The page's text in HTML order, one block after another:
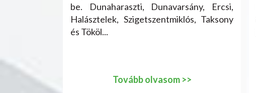
be. Dunaharaszti, Dunavarsány, Ercsi,
Halásztelek, Szigetszentmiklós, Taksony
és Tököl...
Tovább olvasom >>